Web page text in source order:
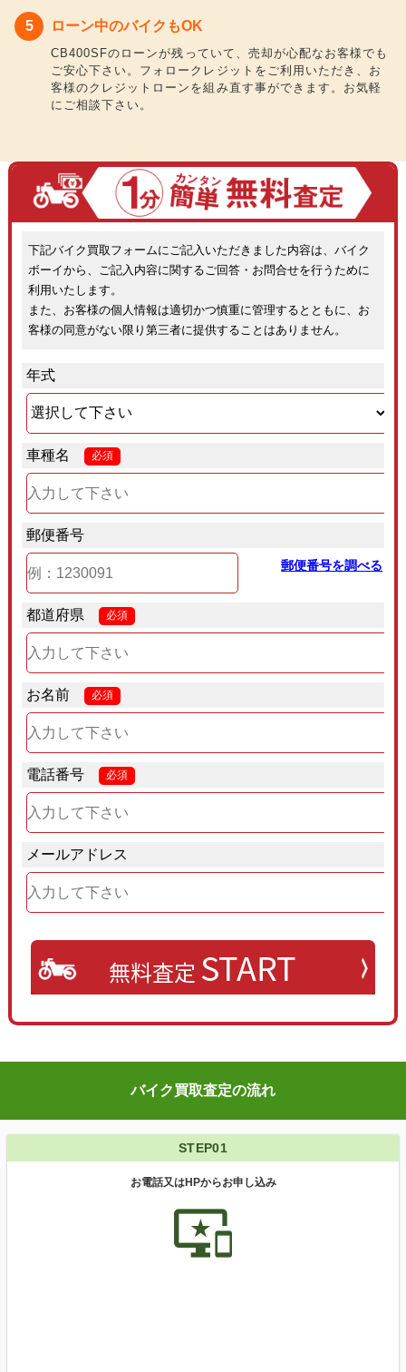
ローン中のバイクもOK
CB400SFのローンが残っていて、売却が心配なお客様でも
ご安心下さい。フォロークレジットをご利用いただき、お
客様のクレジットローンを組み直す事ができます。お気軽
にご相談下さい。
下記バイク買取フォームにご記入いただきました内容は、バイク
ボーイから、ご記入内容に関するご回答・お問合せを行うために
利用いたします。
また、お客様の個人情報は適切かつ慎重に管理するとともに、お
客様の同意がない限り第三者に提供することはありません。
年式
車種名 必須
郵便番号
郵便番号を調べる
都道府県 必須
お名前 必須
電話番号 必須
メールアドレス
無料査定 START
バイク買取査定の流れ
STEP01
お電話又はHPからお申し込み
important_devices